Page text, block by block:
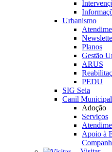
Urbanismo
Planos
Gestão
ARUS
PEDU
SIG Seia
Canil Municipal
Adoção
Serviços
Apoio à